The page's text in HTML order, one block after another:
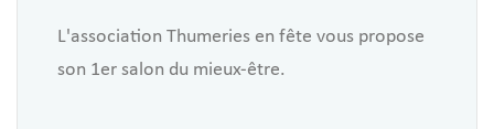
L'association Thumeries en fête vous propose
son 1er salon du mieux-être.